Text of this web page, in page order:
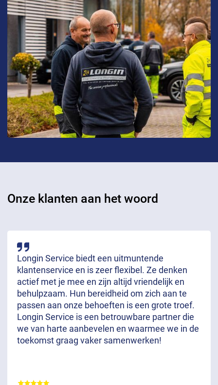
Onze klanten aan het woord
Longin Service biedt een uitmuntende
klantenservice en is zeer flexibel. Ze denken
actief met je mee en zijn altijd vriendelijk en
behulpzaam. Hun bereidheid om zich aan te
passen aan onze behoeften is een grote troef.
Longin Service is een betrouwbare partner die
we van harte aanbevelen en waarmee we in de
toekomst graag vaker samenwerken!